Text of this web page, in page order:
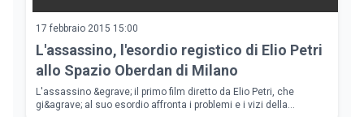
17 febbraio 2015 15:00
L'assassino, l'esordio registico di Elio Petri
allo Spazio Oberdan di Milano
L'assassino &egrave; il primo film diretto da Elio Petri, che
gi&agrave; al suo esordio affronta i problemi e i vizi della